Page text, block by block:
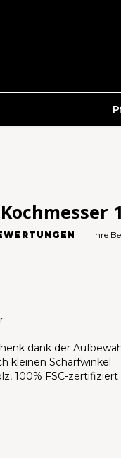
Ihre
dank der
kleinen Schärfwinkel
100% FSC-zertifiziert